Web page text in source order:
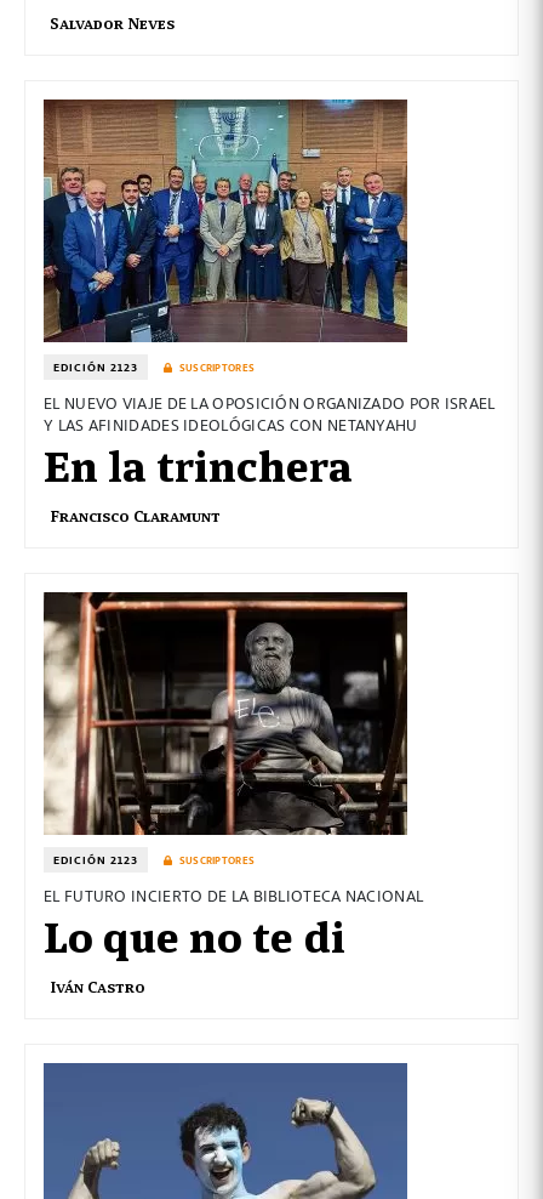
Salvador Neves
EDICIÓN 2123 SUSCRIPTORES
EL NUEVO VIAJE DE LA OPOSICIÓN ORGANIZADO POR ISRAEL
Y LAS AFINIDADES IDEOLÓGICAS CON NETANYAHU
En la trinchera
Francisco Claramunt
EDICIÓN 2123 SUSCRIPTORES
EL FUTURO INCIERTO DE LA BIBLIOTECA NACIONAL
Lo que no te di
Iván Castro